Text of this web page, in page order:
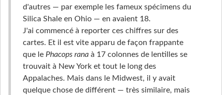
d'autres — par exemple les fameux spécimens du
Silica Shale en Ohio — en avaient 18.
J'ai commencé à reporter ces chiffres sur des
cartes. Et il est vite apparu de façon frappante
que le Phacops rana à 17 colonnes de lentilles se
trouvait à New York et tout le long des
Appalaches. Mais dans le Midwest, il y avait
quelque chose de différent — très similaire, mais